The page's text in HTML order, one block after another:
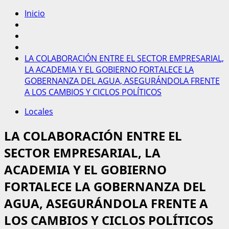
Inicio
LA COLABORACIÓN ENTRE EL SECTOR EMPRESARIAL,
LA ACADEMIA Y EL GOBIERNO FORTALECE LA
GOBERNANZA DEL AGUA, ASEGURÁNDOLA FRENTE
A LOS CAMBIOS Y CICLOS POLÍTICOS
Locales
LA COLABORACIÓN ENTRE EL
SECTOR EMPRESARIAL, LA
ACADEMIA Y EL GOBIERNO
FORTALECE LA GOBERNANZA DEL
AGUA, ASEGURÁNDOLA FRENTE A
LOS CAMBIOS Y CICLOS POLÍTICOS